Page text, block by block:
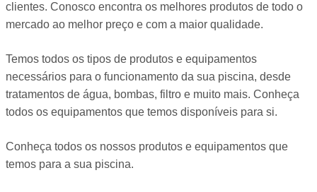
clientes. Conosco encontra os melhores produtos de todo o
mercado ao melhor preço e com a maior qualidade.
Temos todos os tipos de produtos e equipamentos
necessários para o funcionamento da sua piscina, desde
tratamentos de água, bombas, filtro e muito mais. Conheça
todos os equipamentos que temos disponíveis para si.
Conheça todos os nossos produtos e equipamentos que
temos para a sua piscina.